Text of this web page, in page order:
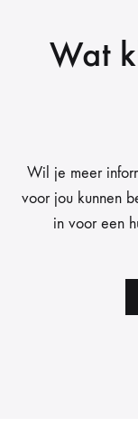
Wat
Wil je meer
voor jou kunnen
in voor een